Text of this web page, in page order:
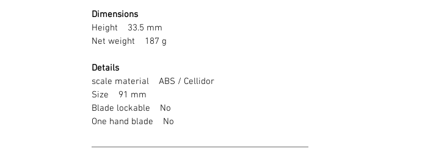
Dimensions
Height 33.5 mm
Net weight 187 g
Details
scale material ABS / Cellidor
Size 91 mm
Blade lockable No
One hand blade No